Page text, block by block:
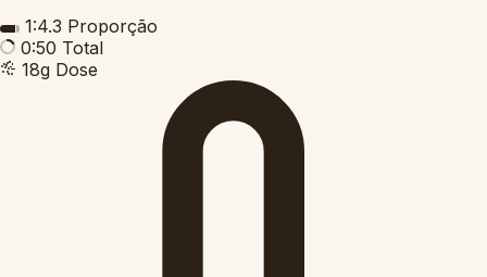
1:4.3 Proporção
0:50 Total
18g Dose